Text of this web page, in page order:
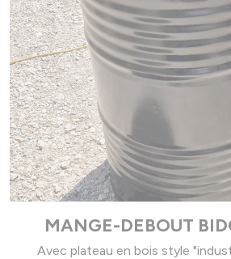
MANGE-DEBOUT
Avec plateau en bois style